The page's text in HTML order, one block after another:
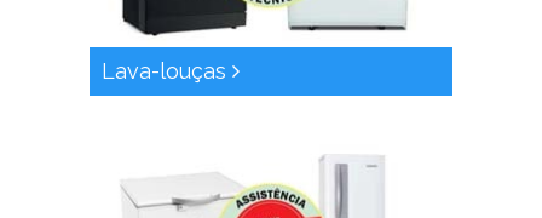
Lava-louças